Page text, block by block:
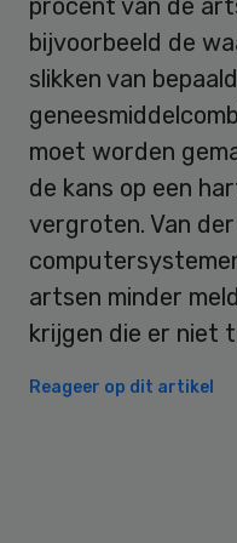
bijvoorbeeld de
slikken van
moet worden
de kans op een
vergroten. Van
artsen minder
krijgen die er niet
Reageer op dit artikel